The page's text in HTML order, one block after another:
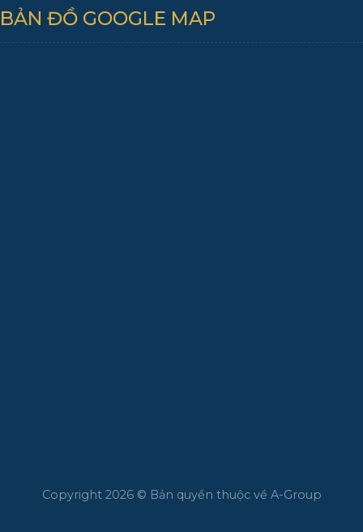
BẢN ĐỒ GOOGLE MAP
Copyright 2026 © Bản quyền thuộc về A-Group